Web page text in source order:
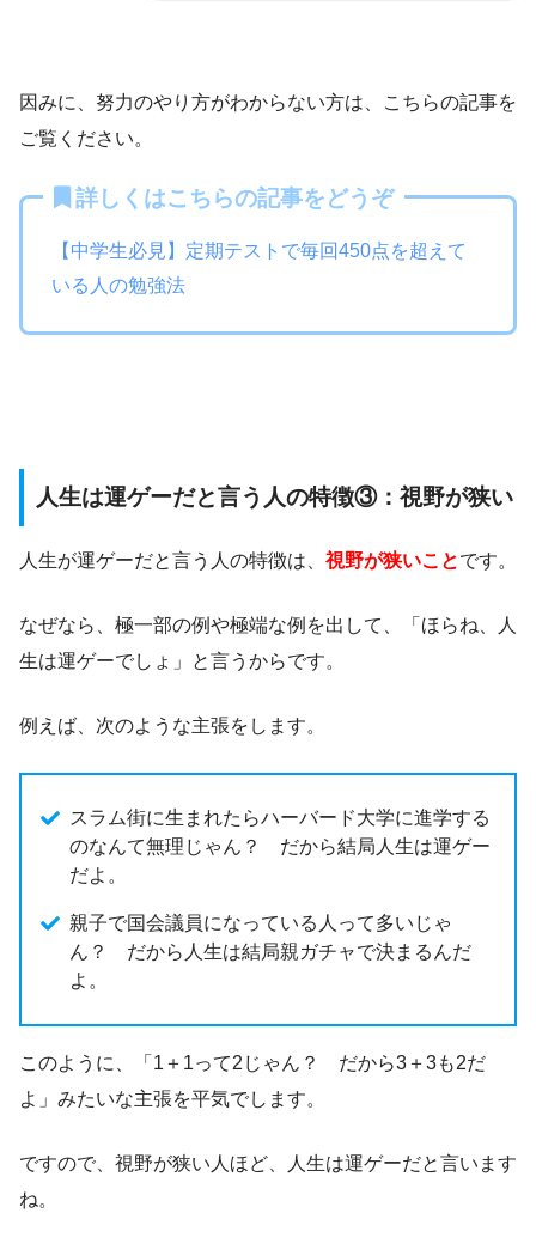
因みに、努力のやり方がわからない方は、こちらの記事を
ご覧ください。
詳しくはこちらの記事をどうぞ
【中学生必見】定期テストで毎回450点を超えて
いる人の勉強法
人生は運ゲーだと言う人の特徴③：視野が狭い
人生が運ゲーだと言う人の特徴は、 視野が狭いことです。
なぜなら、極一部の例や極端な例を出して、「ほらね、人
生は運ゲーでしょ」と言うからです。
例えば、次のような主張をします。
スラム街に生まれたらハーバード大学に進学する
のなんて無理じゃん？ だから結局人生は運ゲー
だよ。
親子で国会議員になっている人って多いじゃ
ん？ だから人生は結局親ガチャで決まるんだ
よ。
このように、「1＋1って2じゃん？ だから3＋3も2だ
よ」みたいな主張を平気でします。
ですので、視野が狭い人ほど、人生は運ゲーだと言います
ね。